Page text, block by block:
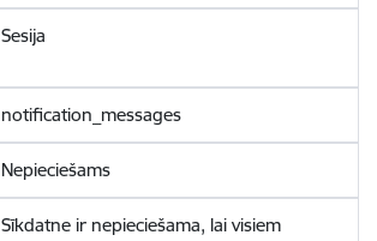
Sesija
notification_messages
Nepieciešams
Sīkdatne ir nepieciešama, lai visiem